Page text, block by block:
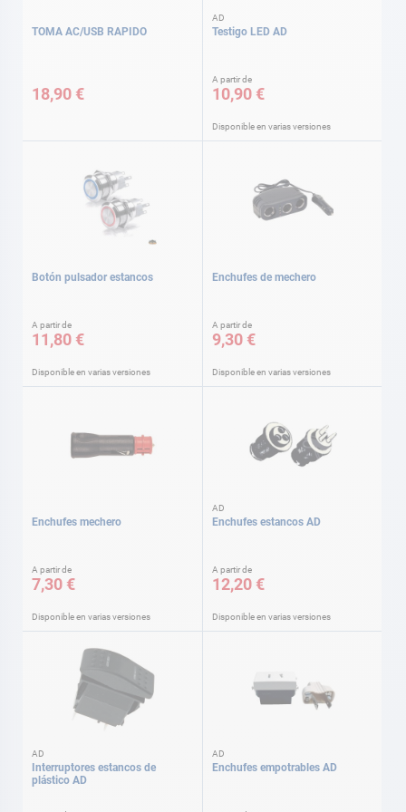
TOMA AC/USB RAPIDO
18,90 €
AD
Testigo LED AD
A partir de
10,90 €
Disponible en varias versiones
Botón pulsador estancos
A partir de
11,80 €
Disponible en varias versiones
Enchufes de mechero
A partir de
9,30 €
Disponible en varias versiones
Enchufes mechero
A partir de
7,30 €
Disponible en varias versiones
AD
Enchufes estancos AD
A partir de
12,20 €
Disponible en varias versiones
AD
Interruptores estancos de
plástico AD
AD
Enchufes empotrables AD